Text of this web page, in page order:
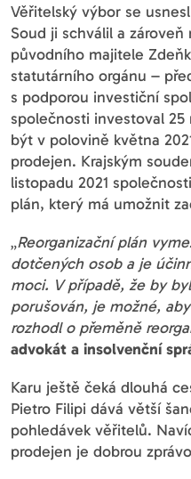
Věřitelský výbor se
Soud ji schválil a
původního majitele
statutárního orgánu –
s podporou investiční
společnosti investoval
být v polovině května
prodejen. Krajským
listopadu 2021
plán, který má umožnit
„Reorganizační plán
dotčených osob a je
moci. V případě, že by
porušován, je možné,
rozhodl o přeměně
advokát a insolvenční
Karu ještě čeká dlouhá
Pietro Filipi dává větší
pohledávek věřitelů.
prodejen je dobrou